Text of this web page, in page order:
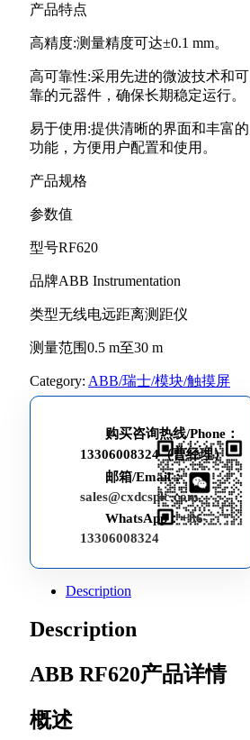
产品特点
高精度:测量精度可达±0.1 mm。
高可靠性:采用先进的微波技术和可
靠的元器件，确保长期稳定运行。
易于使用:提供清晰的界面和丰富的
功能，方便用户配置和使用。
产品规格
参数值
型号RF620
品牌ABB Instrumentation
类型无线电远距离测距仪
测量范围0.5 m至30 m
Category: ABB/瑞士/模块/触摸屏
购买咨询热线/Phone：
13306008324（曹经理）
邮箱/Email：
sales@cxdcsplc.com
WhatsApp：+86-
13306008324
Description
Description
ABB RF620产品详情
概述